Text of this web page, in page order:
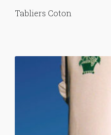
Tabliers Coton